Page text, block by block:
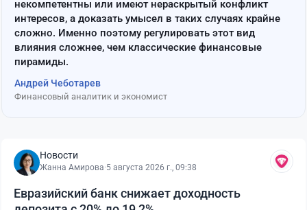
некомпетентны или имеют нераскрытый конфликт
интересов, а доказать умысел в таких случаях крайне
сложно. Именно поэтому регулировать этот вид
влияния сложнее, чем классические финансовые
пирамиды.
Андрей Чеботарев
Финансовый аналитик и экономист
Новости
Жанна Амирова·5 августа 2026 г., 09:38
Евразийский банк снижает доходность